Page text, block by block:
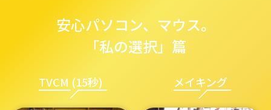
安心パソコン、マウス。
「私の選択」篇
TVCM (15秒) メイキング